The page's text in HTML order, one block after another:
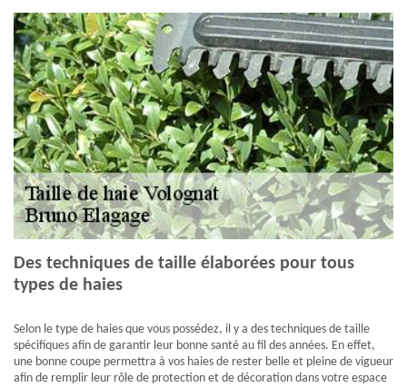
Des techniques de taille élaborées pour tous
types de haies
Selon le type de haies que vous possédez, il y a des techniques de taille
spécifiques afin de garantir leur bonne santé au fil des années. En effet,
une bonne coupe permettra à vos haies de rester belle et pleine de vigueur
afin de remplir leur rôle de protection et de décoration dans votre espace